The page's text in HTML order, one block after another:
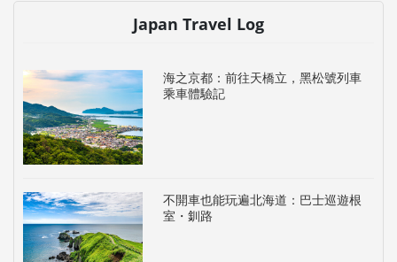
Japan Travel Log
海之京都：前往天橋立，黑松號列車
乘車體驗記
不開車也能玩遍北海道：巴士巡遊根
室・釧路